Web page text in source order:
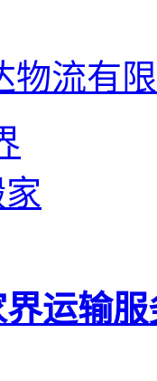
物流有
运输